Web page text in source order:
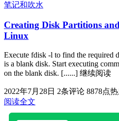
笔记和吹水
Creating Disk Partitions
Linux
Execute fdisk -l to find the required
is a blank disk. Start executing
on the blank disk. [......] 继续阅读
2022年7月28日 2条评论 8878点
阅读全文